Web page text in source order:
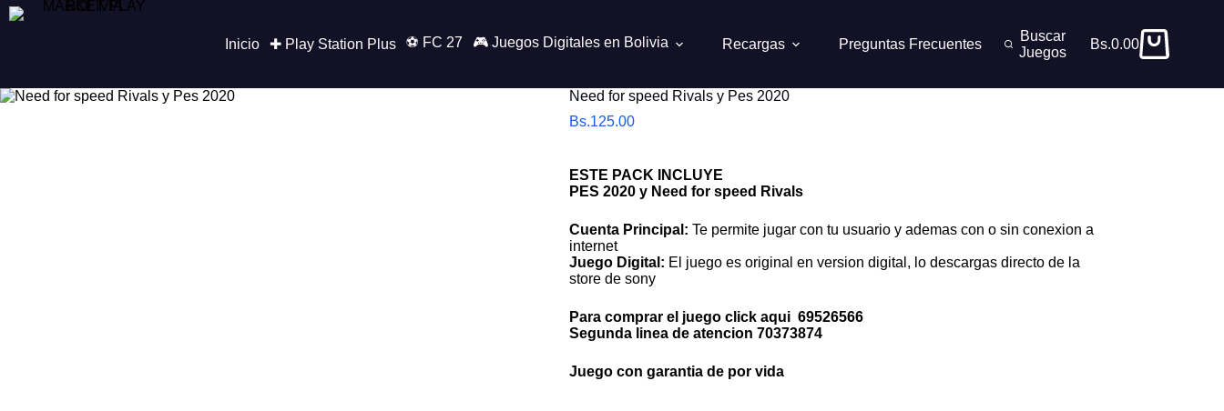
Saltar
al
Inicio ✚ Play Station Plus ⚽ FC 27 🎮 Juegos Digitales en Bolivia Recargas Preguntas Frecuentes
Buscar
Juegos
Carro
Bs.0.00
Need for speed Rivals y Pes 2020
Bs.125.00
ESTE PACK INCLUYE
PES 2020 y Need for speed Rivals
Cuenta Principal: Te permite jugar con tu usuario y ademas con o sin conexion a
internet
Juego Digital: El juego es original en version digital, lo descargas directo de la
store de sony
Para comprar el juego click aqui 69526566
Segunda linea de atencion 70373874
Juego con garantia de por vida